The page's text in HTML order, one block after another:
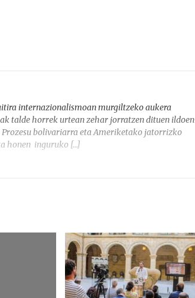
internazionalismoan murgiltzeko aukera
talde horrek urtean zehar jorratzen dituen ildoen
bolivariarra eta Ameriketako jatorrizko
honen inguruko […]